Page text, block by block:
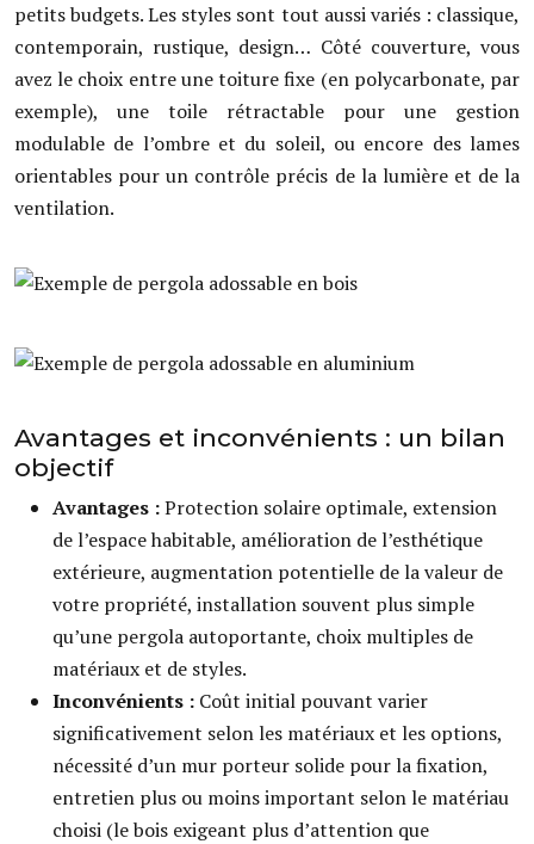
petits budgets. Les styles sont tout aussi variés : classique,
contemporain, rustique, design… Côté couverture, vous
avez le choix entre une toiture fixe (en polycarbonate, par
exemple), une toile rétractable pour une gestion
modulable de l’ombre et du soleil, ou encore des lames
orientables pour un contrôle précis de la lumière et de la
ventilation.
Avantages et inconvénients : un bilan
objectif
Avantages :Protection solaire optimale, extension
de l’espace habitable, amélioration de l’esthétique
extérieure, augmentation potentielle de la valeur de
votre propriété, installation souvent plus simple
qu’une pergola autoportante, choix multiples de
matériaux et de styles.
Inconvénients : Coût initial pouvant varier
significativement selon les matériaux et les options,
nécessité d’un mur porteur solide pour la fixation,
entretien plus ou moins important selon le matériau
choisi (le bois exigeant plus d’attention que